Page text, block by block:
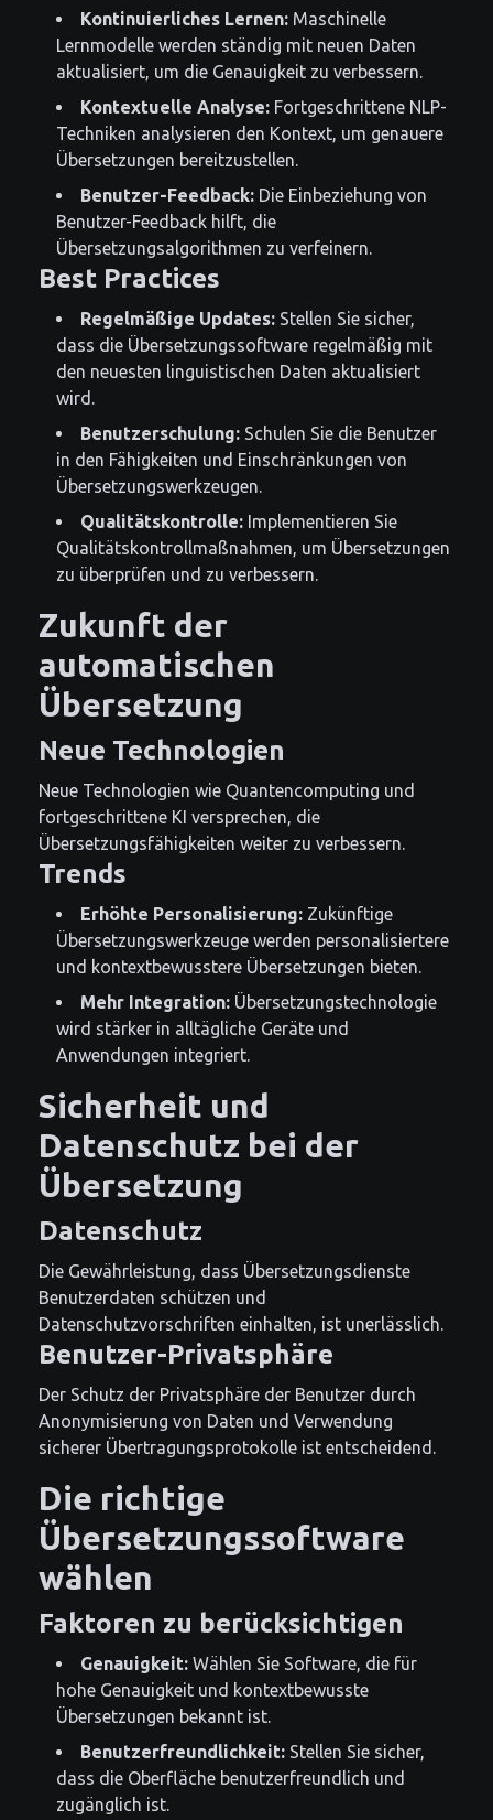
Kontinuierliches Lernen: Maschinelle
Lernmodelle werden ständig mit neuen Daten
aktualisiert, um die Genauigkeit zu verbessern.
Kontextuelle Analyse: Fortgeschrittene NLP-
Techniken analysieren den Kontext, um genauere
Übersetzungen bereitzustellen.
Benutzer-Feedback: Die Einbeziehung von
Benutzer-Feedback hilft, die
Übersetzungsalgorithmen zu verfeinern.
Best Practices
Regelmäßige Updates: Stellen Sie sicher,
dass die Übersetzungssoftware regelmäßig mit
den neuesten linguistischen Daten aktualisiert
wird.
Benutzerschulung: Schulen Sie die Benutzer
in den Fähigkeiten und Einschränkungen von
Übersetzungswerkzeugen.
Qualitätskontrolle: Implementieren Sie
Qualitätskontrollmaßnahmen, um Übersetzungen
zu überprüfen und zu verbessern.
Zukunft der
automatischen
Übersetzung
Neue Technologien
Neue Technologien wie Quantencomputing und
fortgeschrittene KI versprechen, die
Übersetzungsfähigkeiten weiter zu verbessern.
Trends
Erhöhte Personalisierung: Zukünftige
Übersetzungswerkzeuge werden personalisiertere
und kontextbewusstere Übersetzungen bieten.
Mehr Integration: Übersetzungstechnologie
wird stärker in alltägliche Geräte und
Anwendungen integriert.
Sicherheit und
Datenschutz bei der
Übersetzung
Datenschutz
Die Gewährleistung, dass Übersetzungsdienste
Benutzerdaten schützen und
Datenschutzvorschriften einhalten, ist unerlässlich.
Benutzer-Privatsphäre
Der Schutz der Privatsphäre der Benutzer durch
Anonymisierung von Daten und Verwendung
sicherer Übertragungsprotokolle ist entscheidend.
Die richtige
Übersetzungssoftware
wählen
Faktoren zu berücksichtigen
Genauigkeit: Wählen Sie Software, die für
hohe Genauigkeit und kontextbewusste
Übersetzungen bekannt ist.
Benutzerfreundlichkeit: Stellen Sie sicher,
dass die Oberfläche benutzerfreundlich und
zugänglich ist.